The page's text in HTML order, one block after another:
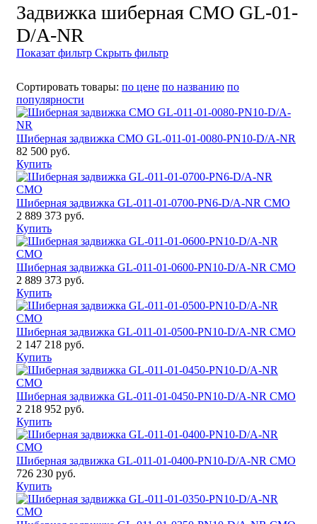
Задвижка шиберная СМО GL-01-
D/A-NR
Показат фильтр Скрыть фильтр
Сортировать товары: по цене по названию по
популярности
Шиберная задвижка СМО GL-011-01-0080-PN10-D/A-NR
82 500 руб.
Купить
Шиберная задвижка GL-011-01-0700-PN6-D/A-NR CMO
2 889 373 руб.
Купить
Шиберная задвижка GL-011-01-0600-PN10-D/A-NR CMO
2 889 373 руб.
Купить
Шиберная задвижка GL-011-01-0500-PN10-D/A-NR CMO
2 147 218 руб.
Купить
Шиберная задвижка GL-011-01-0450-PN10-D/A-NR CMO
2 218 952 руб.
Купить
Шиберная задвижка GL-011-01-0400-PN10-D/A-NR CMO
726 230 руб.
Купить